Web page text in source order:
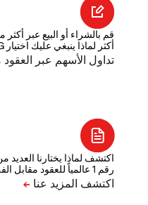
أكثر لماذا ينبغي عليك اختيار IG.
اكتشف لماذا يختارنا العديد
رقم 1 عالمياً للعقود مقابل الفروقات.